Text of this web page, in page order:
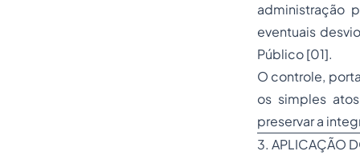
administração
eventuais
Público [01].
O controle,
os simples
preservar a
3. APLICAÇÃO